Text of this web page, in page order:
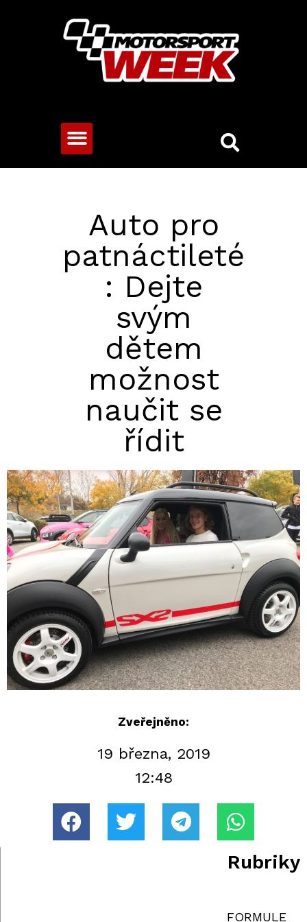
Auto pro
patnáctileté
: Dejte
svým
dětem
možnost
naučit se
řídit
Zveřejněno:
19 března, 2019
12:48
Rubriky
FORMULE